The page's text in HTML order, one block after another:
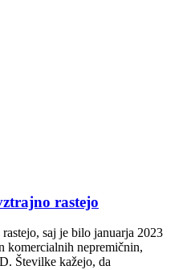
rastejo
saj je bilo januarja 2023
komercialnih nepremičnin,
Številke kažejo, da